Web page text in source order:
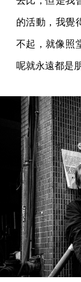
的活動，我覺
不起，就像照
呢就永遠都是